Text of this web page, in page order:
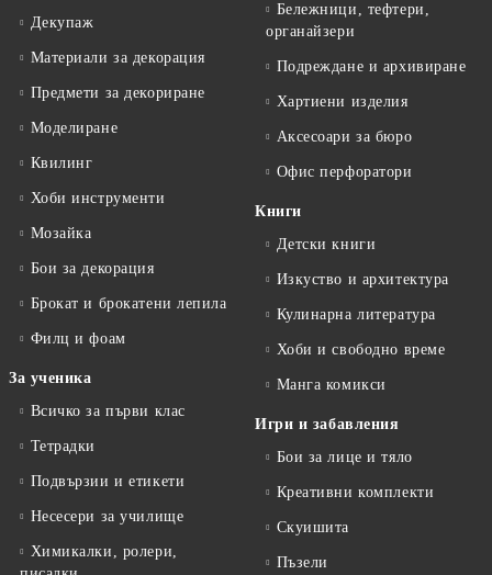
Декупаж
Материали за декорация
Предмети за декориране
Моделиране
Квилинг
Хоби инструменти
Мозайка
Бои за декорация
Брокат и брокатени лепила
Филц и фоам
За ученика
Всичко за първи клас
Тетрадки
Подвързии и етикети
Несесери за училище
Химикалки, ролери,
Бележници, тефтери,
органайзери
Подреждане и архивиране
Хартиени изделия
Аксесоари за бюро
Офис перфоратори
Книги
Детски книги
Изкуство и архитектура
Кулинарна литература
Хоби и свободно време
Манга комикси
Игри и забавления
Бои за лице и тяло
Креативни комплекти
Скуишита
Пъзели